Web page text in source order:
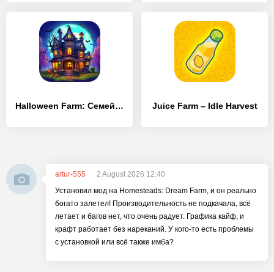
Halloween Farm: Семейная Ферма Juice Farm – Idle Harvest
artur-555
2 August 2026 12:40
Установил мод на Homesteads: Dream Farm, и он реально
богато залетел! Производительность не подкачала, всё
летает и багов нет, что очень радует. Графика кайф, и
крафт работает без нареканий. У кого-то есть проблемы
с установкой или всё также имба?